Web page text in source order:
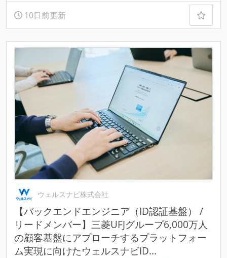
10日前更新
ウェルスナビ株式会社
【バックエンドエンジニア（ID認証基盤） /
リードメンバー】三菱UFJグループ6,000万人
の顧客基盤にアプローチするプラットフォー
ム実現に向けたウェルスナビID...